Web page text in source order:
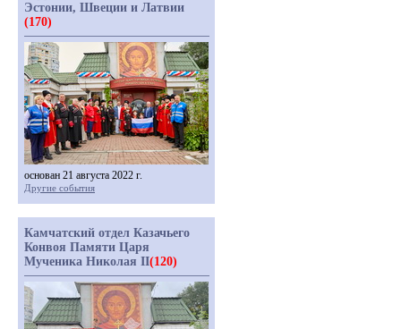
Эстонии, Швеции и Латвии
(170)
основан 21 августа 2022 г.
Другие события
Камчатский отдел Казачьего
Конвоя Памяти Царя
Мученика Николая II(120)